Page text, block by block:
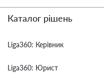
Каталог рішень
Liga360: Керівник
Liga360: Юрист